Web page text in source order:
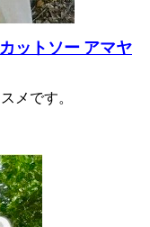
ットソー アマヤ
メです。